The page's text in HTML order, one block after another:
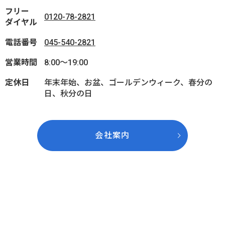
フリー
ダイヤル
0120-78-2821
電話番号 045-540-2821
営業時間 8:00～19:00
定休日
年末年始、お盆、ゴールデンウィーク、春分の
日、秋分の日
会社案内